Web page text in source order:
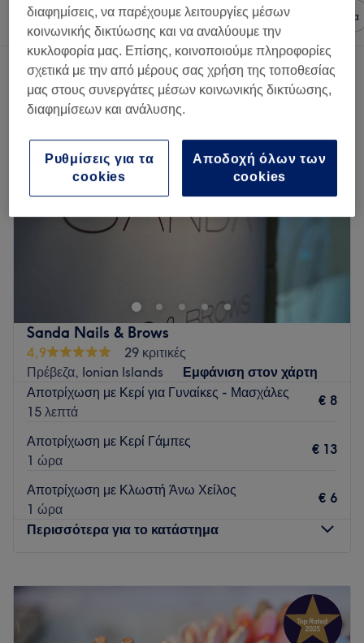
Ταξινόμηση κατά Οποιαδήποτε τιμή Μάρκες Σαλόνια
2 καταστήματα που προσφέρουν:
θεραπείες αποτρίχωσης κοντά Αιτωλοακαρνανία, Ελλάδα
Sanda Nails & Brows
4,9
29 κριτικές
Πρέβεζα, Ionian Islands
Εμφάνιση στον χάρτη
Αποτρίχωση με Κερί για Γυναίκες - Μασχάλες
15 λεπτά
€ 8
Αποτρίχωση με Κερί Γάμπες
1 ώρα
€ 13
Αποτρίχωση με Κλωστή Άνω Χείλος
1 ώρα
€ 6
Περισσότερα για το κατάστημα
21:00
10:00–20:00
10:00–21:00
διαφημίσεις, να παρέχουμε λειτουργίες μέσων
κοινωνικής δικτύωσης και να αναλύουμε την
κυκλοφορία μας. Επίσης, κοινοποιούμε πληροφορίες
σχετικά με την από μέρους σας χρήση της τοποθεσίας
μας στους συνεργάτες μέσων κοινωνικής δικτύωσης,
διαφημίσεων και ανάλυσης.
Αποδοχή όλων των
cookies
Ρυθμίσεις για τα
cookies